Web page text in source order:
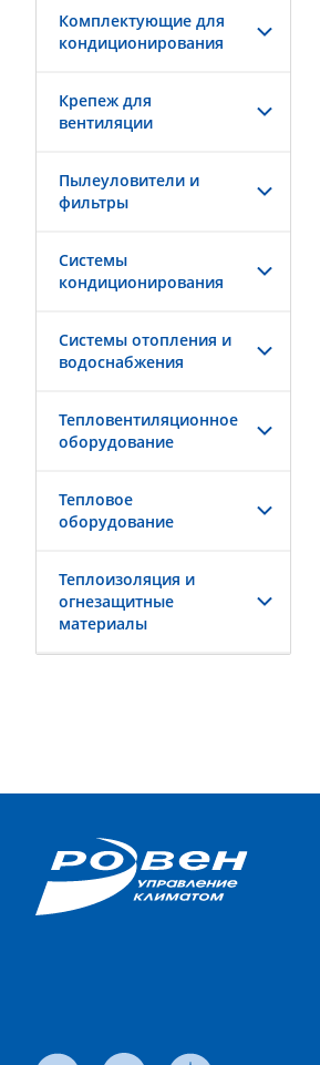
Комплектующие для
кондиционирования
Крепеж для
вентиляции
Пылеуловители и
фильтры
Системы
кондиционирования
Системы отопления и
водоснабжения
Тепловентиляционное
оборудование
Тепловое
оборудование
Теплоизоляция и
огнезащитные
материалы